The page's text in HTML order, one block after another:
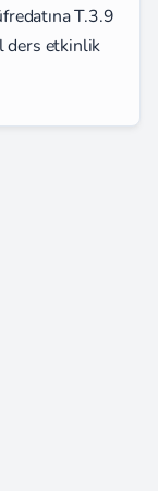
T.3.9
ders etkinlik